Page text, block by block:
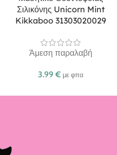
Σιλικόνης Unicorn Mint
Kikkaboo 31303020029
Άμεση παραλαβή
3.99 € με φπα